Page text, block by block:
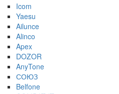
Icom
Yaesu
Ailunce
Alinco
Apex
DOZOR
AnyTone
СОЮЗ
Belfone